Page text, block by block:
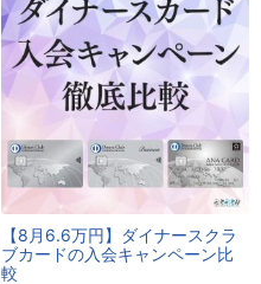
【8月6.6万円】ダイナースクラ
ブカードの入会キャンペーン比
較